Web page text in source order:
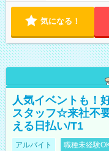
気になる！
人気イベントも！
スタッフ☆来社不
える日払い/T1
アルバイト 職種未経験